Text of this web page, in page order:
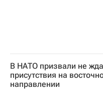
В НАТО призвали не
присутствия на
направлении